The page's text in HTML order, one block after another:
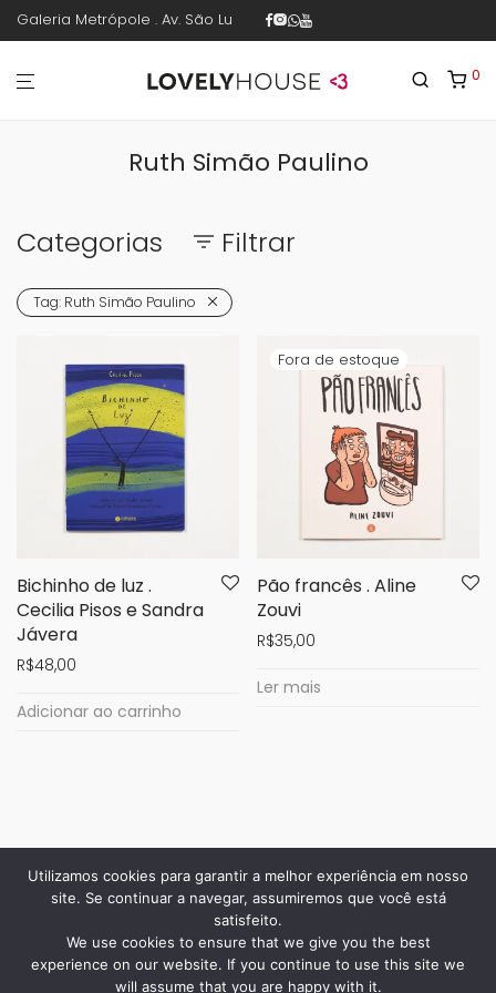
Galeria Metrópole . Av. São Luís 187 . sala 30 . 1º piso . República .
0
Ruth Simão Paulino
Categorias Filtrar
Tag: Ruth Simão Paulino
Bichinho de luz .
Cecilia Pisos e Sandra
Jávera
R$48,00
Adicionar ao carrinho
Pão francês . Aline
Zouvi
R$35,00
Ler mais
Utilizamos cookies para garantir a melhor experiência em nosso
site. Se continuar a navegar, assumiremos que você está
satisfeito.
We use cookies to ensure that we give you the best
experience on our website. If you continue to use this site we
will assume that you are happy with it.